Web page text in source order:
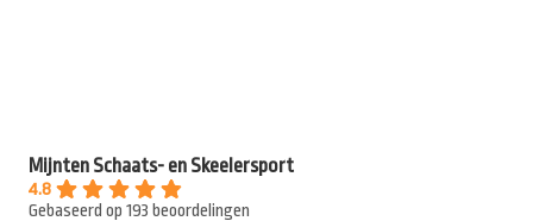
Mijnten Schaats- en Skeelersport
4.8
Gebaseerd op 193 beoordelingen